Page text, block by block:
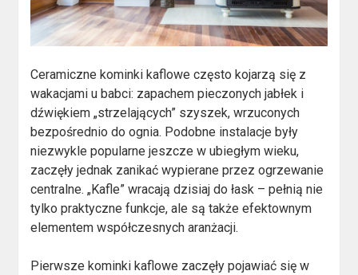
Ceramiczne kominki kaflowe często kojarzą się z
wakacjami u babci: zapachem pieczonych jabłek i
dźwiękiem „strzelających” szyszek, wrzuconych
bezpośrednio do ognia. Podobne instalacje były
niezwykle popularne jeszcze w ubiegłym wieku,
zaczęły jednak zanikać wypierane przez ogrzewanie
centralne. „Kafle” wracają dzisiaj do łask – pełnią nie
tylko praktyczne funkcje, ale są także efektownym
elementem współczesnych aranżacji.
Pierwsze kominki kaflowe zaczęły pojawiać się w